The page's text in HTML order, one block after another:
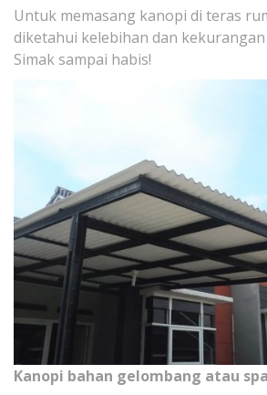
Untuk memasang kanopi di teras
diketahui kelebihan dan
Simak sampai habis!
Kanopi bahan gelombang atau